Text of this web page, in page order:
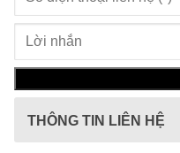
THÔNG TIN LIÊN HỆ